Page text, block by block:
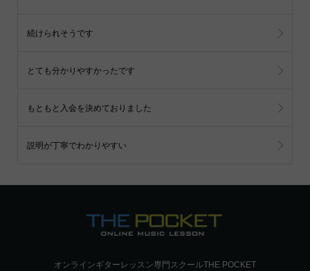
続けられそうです
とても分かりやすかったです
もともと入会を決めておりました
説明が丁寧でわかりやすい
オンラインギターレッスン専門スクールTHE POCKET